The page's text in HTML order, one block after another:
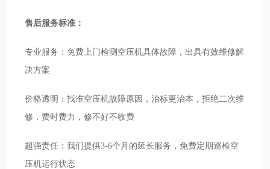
售后服务标准：
专业服务：免费上门检测空压机具体故障，出具有效维修解
决方案
价格透明：找准空压机故障原因，治标更治本，拒绝二次维
修，费时费力，修不好不收费
超强责任：我们提供3-6个月的延长服务，免费定期巡检空
压机运行状态